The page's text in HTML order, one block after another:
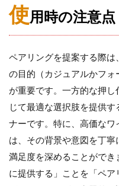
使用時の注意
ペアリングを提案する際
の目的（カジュアルかフォ
が重要です。一方的な押
じて最適な選択肢を提供
ナーです。特に、高価な
は、その背景や意図を丁
満足度を深めることがで
に提供する」ことを「ペ